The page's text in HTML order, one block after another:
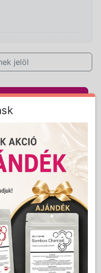
jelöl
Kosárba
sárga
szőrszálak
hőfokra kell
a